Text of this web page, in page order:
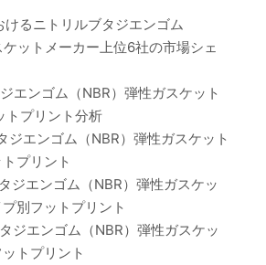
るニトリルブタジエンゴム
ケットメーカー上位6社の市場シェ
エンゴム（NBR）弾性ガスケット
トプリント分析
ジエンゴム（NBR）弾性ガスケット
プリント
ジエンゴム（NBR）弾性ガスケッ
別フットプリント
ジエンゴム（NBR）弾性ガスケッ
トプリント